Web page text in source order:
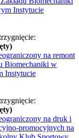
Instytucie
na remont
Biomechaniki w
Instytucie
na druk i
promocyjnych na